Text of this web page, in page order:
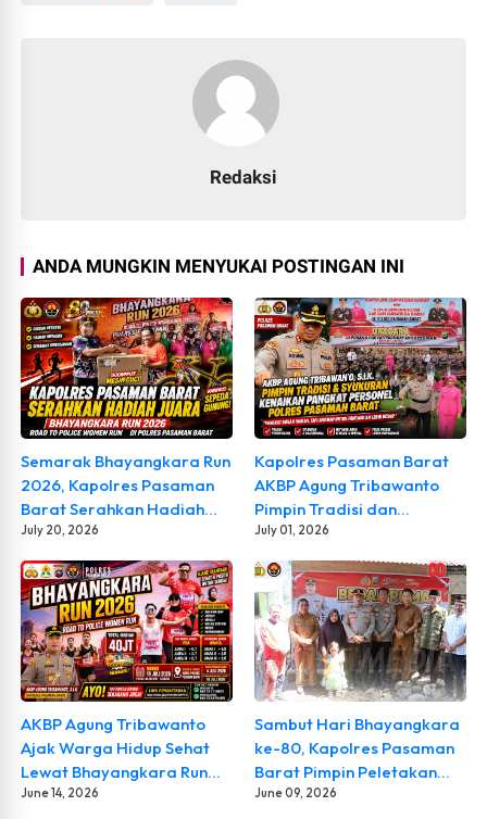
Redaksi
ANDA MUNGKIN MENYUKAI POSTINGAN INI
Semarak Bhayangkara Run
2026, Kapolres Pasaman
Barat Serahkan Hadiah
Juara dan Doorprize
July 20, 2026
Kapolres Pasaman Barat
AKBP Agung Tribawanto
Pimpin Tradisi dan
Syukuran Kenaikan
Pangkat, Tegaskan
Penghargaan Adalah
Amanah untuk
Meningkatkan Pengabdian
July 01, 2026
AKBP Agung Tribawanto
Ajak Warga Hidup Sehat
Lewat Bhayangkara Run
2026, Hadiah Capai Rp40
June 14, 2026
Sambut Hari Bhayangkara
ke-80, Kapolres Pasaman
Barat Pimpin Peletakan
Batu Pertama Program
June 09, 2026